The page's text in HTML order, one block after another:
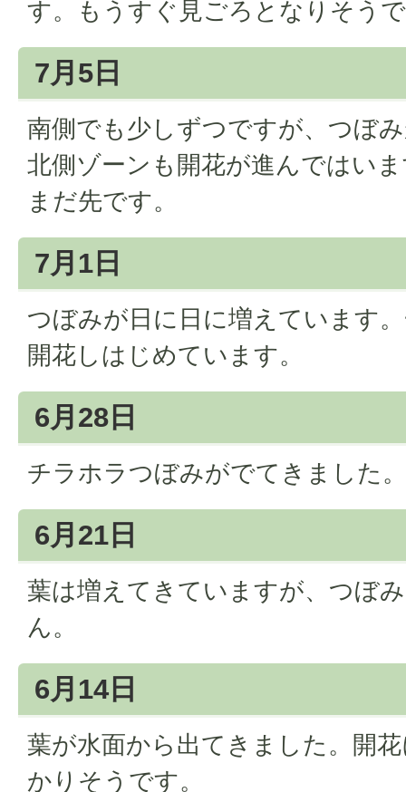
す。もうすぐ見ごろとなりそう
7月5日
南側でも少しずつですが、つぼ
北側ゾーンも開花が進んではい
まだ先です。
7月1日
つぼみが日に日に増えています
開花しはじめています。
6月28日
チラホラつぼみがでてきました。
6月21日
葉は増えてきていますが、つぼ
ん。
6月14日
葉が水面から出てきました。開
かりそうです。